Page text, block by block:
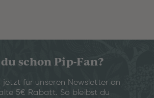
schon Pip-Fan?
jetzt für unseren Newsletter an
5€ Rabatt. So bleibst du